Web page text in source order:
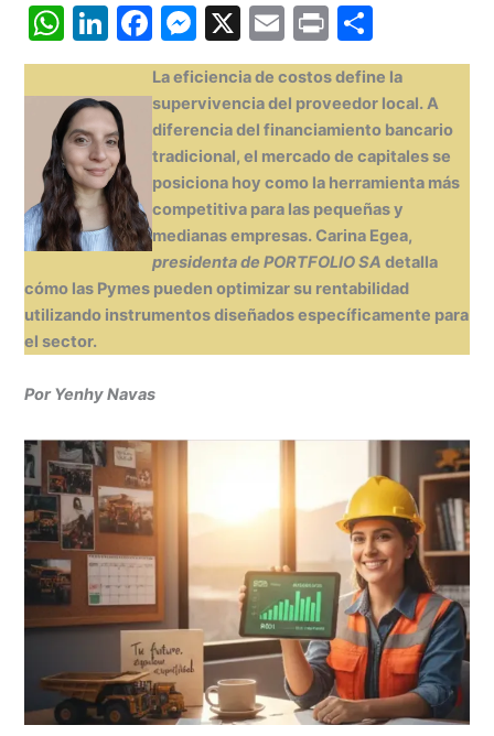
W
h
at
s
A
p
p
Li
n
k
e
dI
n
F
a
c
e
b
o
o
k
M
e
s
s
e
n
g
er
X
E
m
ai
l
Pr
in
t
o
m
p
ar
tir
La eficiencia de costos define la
supervivencia del proveedor local. A
diferencia del financiamiento bancario
tradicional, el mercado de capitales se
posiciona hoy como la herramienta más
competitiva para las pequeñas y
medianas empresas. Carina Egea,
presidenta de PORTFOLIO SA detalla
cómo las Pymes pueden optimizar su rentabilidad
utilizando instrumentos diseñados específicamente para
el sector.
Por Yenhy Navas